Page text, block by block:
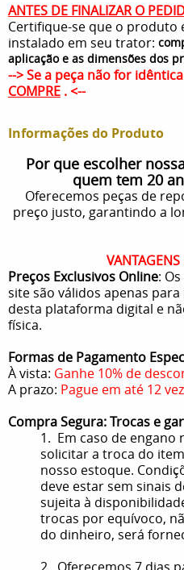
ANTES DE FINALIZAR O
Certifique-se que o produto
instalado em seu trator:
aplicação e as dimensões dos
--> Se a peça não for
COMPRE . <--
Informações do Produto
Por que escolher
quem tem 20
Oferecemos peças de
preço justo, garantindo a
VANTAGENS
Preços Exclusivos Online:
site são válidos apenas
desta plataforma digital e
física.
Formas de Pagamento
À vista: Ganhe 10% de
A prazo: Pague em até 12
Compra Segura: Trocas e
1. Em caso de engano
solicitar a troca do
nosso estoque.
deve estar sem sinais
sujeita à
trocas por equívoco,
do dinheiro, será